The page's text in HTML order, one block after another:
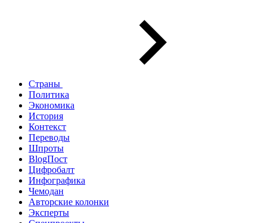
Страны
Политика
Экономика
История
Контекст
Переводы
Шпроты
BlogПост
Цифробалт
Инфографика
Чемодан
Авторские колонки
Эксперты